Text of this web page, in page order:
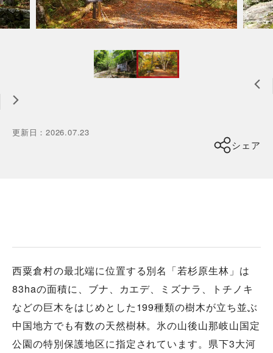
更新日 ：2026.07.23
シェア
西粟倉村の最北端に位置する別名「若杉原生林」は
83haの面積に、ブナ、カエデ、ミズナラ、トチノキ
などの巨木をはじめとした199種類の樹木が立ち並ぶ
中国地方でも有数の天然樹林。氷の山後山那岐山国定
公園の特別保護地区に指定されています。県下3大河